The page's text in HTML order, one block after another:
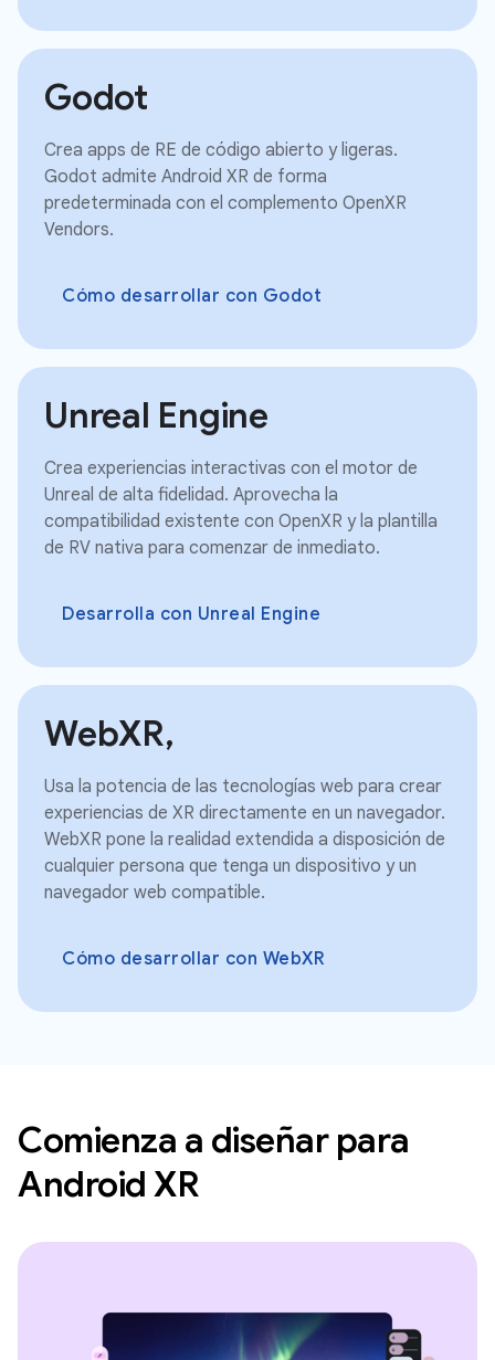
Godot
Crea apps de RE de código abierto y ligeras.
Godot admite Android XR de forma
predeterminada con el complemento OpenXR
Vendors.
Cómo desarrollar con Godot
Unreal Engine
Crea experiencias interactivas con el motor de
Unreal de alta fidelidad. Aprovecha la
compatibilidad existente con OpenXR y la plantilla
de RV nativa para comenzar de inmediato.
Desarrolla con Unreal Engine
WebXR,
Usa la potencia de las tecnologías web para crear
experiencias de XR directamente en un navegador.
WebXR pone la realidad extendida a disposición de
cualquier persona que tenga un dispositivo y un
navegador web compatible.
Cómo desarrollar con WebXR
Comienza a diseñar para
Android XR